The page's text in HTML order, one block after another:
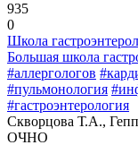
935
0
Школа
Большая школа
#аллергологов
#пульмонология
#гастроэнтерология
Скворцова Т.А.,
ОЧНО